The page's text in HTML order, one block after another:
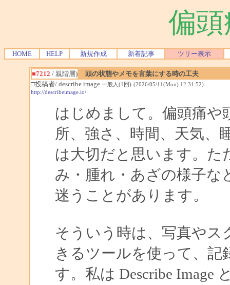
偏
HOME HELP 新規作成 新着記事 ツリー表示
■7212 / 親階層)
頭の状態やメモを言葉にする時の工夫
□投稿者/ describe image 一般人(1回)-(2026/05/11(Mon) 12:31:52)
http://describeimage.io/
はじめまして。偏頭痛や
所、強さ、時間、天気、
は大切だと思います。た
み・腫れ・あざの様子な
迷うことがあります。
そういう時は、写真やス
きるツールを使って、記
す。私は Describe Image